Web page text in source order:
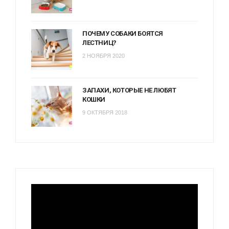
ПОЧЕМУ СОБАКИ БОЯТСЯ
ЛЕСТНИЦ?
2 НОЯБРЯ 2020
ЗАПАХИ, КОТОРЫЕ НЕ ЛЮБЯТ
КОШКИ
9 ОКТЯБРЯ 2018